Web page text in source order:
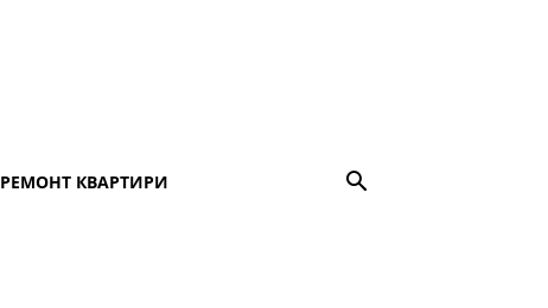
РЕМОНТ КВАРТИРИ